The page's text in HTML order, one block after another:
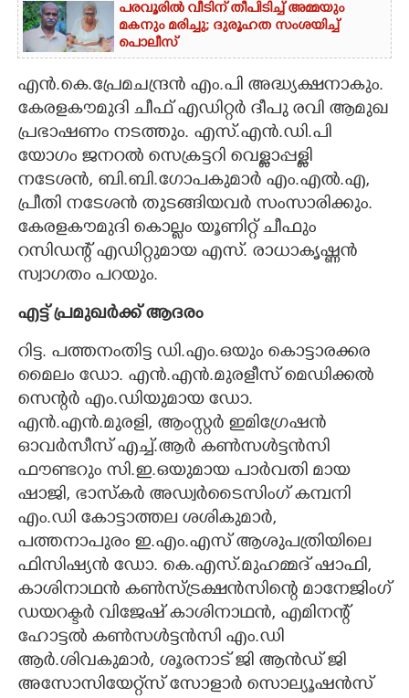
ZOOM
പരവൂരിൽ വീടിന് തീപിടിച്ച് അമ്മയും
മകനും മരിച്ചു; ദുരൂഹത സംശയിച്ച്
പൊലീസ്
എൻ.കെ.പ്രേമചന്ദ്രൻ എം.പി അദ്ധ്യക്ഷനാകും.
കേരളകൗമുദി ചീഫ് എഡിറ്റർ ദീപു രവി ആമുഖ
പ്രഭാഷണം നടത്തും. എസ്.എൻ.ഡി.പി
യോഗം ജനറൽ സെക്രട്ടറി വെള്ളാപ്പള്ളി
നടേശൻ, ബി.ബി.ഗോപകുമാർ എം.എൽ.എ,
പ്രീതി നടേശൻ തുടങ്ങിയവർ സംസാരിക്കും.
കേരളകൗമുദി കൊല്ലം യൂണിറ്റ് ചീഫും
റസിഡന്റ് എഡിറ്റുമായ എസ്. രാധാകൃഷ്ണൻ
സ്വാഗതം പറയും.
എട്ട് പ്രമുഖർക്ക് ആദരം
റിട്ട. പത്തനംതിട്ട ഡി.എം.ഒയും കൊട്ടാരക്കര
മൈലം ഡോ. എൻ.എൻ.മുരളീസ് മെഡിക്കൽ
സെന്റർ എം.ഡിയുമായ ഡോ.
എൻ.എൻ.മുരളി, ആംസ്റ്റർ ഇമിഗ്രേഷൻ
ഓവർസീസ് എച്ച്.ആർ കൺസൾട്ടൻസി
ഫൗണ്ടറും സി.ഇ.ഒയുമായ പാർവതി മായ
ഷാജി, ഭാസ്കർ അഡ്വർടൈസിംഗ് കമ്പനി
എം.ഡി കോട്ടാത്തല ശശികുമാർ,
പത്തനാപുരം ഇ.എം.എസ് ആശുപത്രിയിലെ
ഫിസിഷ്യൻ ഡോ. കെ.എസ്.മുഹമ്മദ് ഷാഫി,
കാശിനാഥൻ കൺസ്ട്രക്ഷൻസിന്റെ മാനേജിംഗ്
ഡയറക്ടർ വിജേഷ് കാശിനാഥൻ, എമിനന്റ്
ഹോട്ടൽ കൺസൾട്ടൻസി എം.ഡി
ആർ.ശിവകുമാർ, ശൂരനാട് ജി ആൻഡ് ജി
അസോസിയേറ്റ്സ് സോളാർ സൊല്യൂഷൻസ്